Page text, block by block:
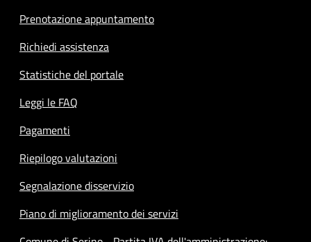
Prenotazione appuntamento
Richiedi assistenza
Statistiche del portale
Leggi le FAQ
Pagamenti
Riepilogo valutazioni
Segnalazione disservizio
Piano di miglioramento dei servizi